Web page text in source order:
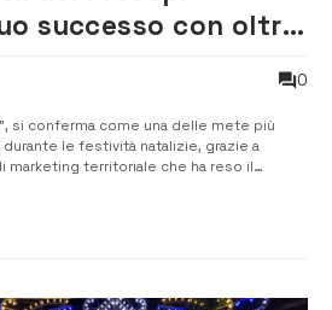
successo con oltre
0
si conferma come una delle mete più
le festività natalizie, grazie a
marketing territoriale che ha reso il
chiuso il ciclo dei festeggiamenti n...